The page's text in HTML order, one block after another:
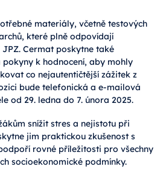
materiály, včetně testových
které plně odpovídají
Cermat poskytne také
k hodnocení, aby mohly
co nejautentičtější zážitek z
bude telefonická a e-mailová
od 29. ledna do 7. února 2025.
snížit stres a nejistotu při
jim praktickou zkušenost s
rovné příležitosti pro všechny
socioekonomické podmínky.